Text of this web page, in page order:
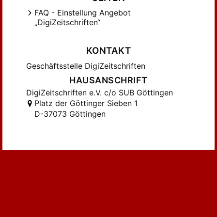
GOLLEK, H. (29)
GRÄBE, HANS-GERT (32)
Grassmann, Hubert (16)
HERRMANN, M.; VOOEL, W. (16)
Hecker, H.-D.; Ahlfeld, U. (20)
Hecker, H.-D.; Herwig, D. (16)
Herzog, B. (20)
Hion, Jaak (25)
Juhnke, F. (32)
FAQ - Einstellung Angebot
„DigiZeitschriften“
KONTAKT
Geschäftsstelle DigiZeitschriften
HAUSANSCHRIFT
DigiZeitschriften e.V. c/o SUB Göttingen
Platz der Göttinger Sieben 1
D-37073 Göttingen